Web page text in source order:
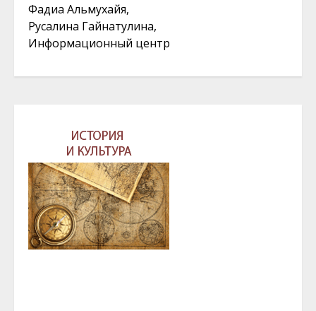
Фадиа Альмухайя,
Русалина Гайнатулина,
Информационный центр